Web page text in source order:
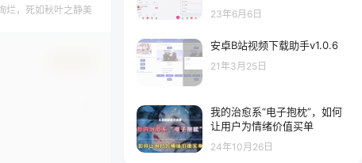
烂，死如秋叶之静美 23年6月6日
安卓B站视频下载助手v1.0.6
21年3月25日
我的治愈系“电子抱枕”，如何
让用户为情绪价值买单
24年10月26日